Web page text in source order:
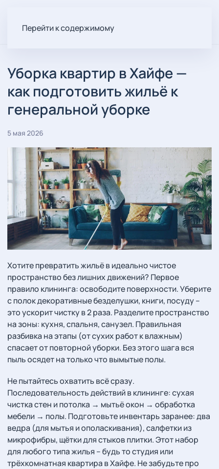
Перейти к содержимому
Уборка квартир в Хайфе —
как подготовить жильё к
генеральной уборке
5 мая 2026
Хотите превратить жильё в идеально чистое
пространство без лишних движений? Первое
правило клининга: освободите поверхности. Уберите
с полок декоративные безделушки, книги, посуду –
это ускорит чистку в 2 раза. Разделите пространство
на зоны: кухня, спальня, санузел. Правильная
разбивка на этапы (от сухих работ к влажным)
спасает от повторной уборки. Без этого шага вся
пыль осядет на только что вымытые полы.
Не пытайтесь охватить всё сразу.
Последовательность действий в клининге: сухая
чистка стен и потолка → мытьё окон → обработка
мебели → полы. Подготовьте инвентарь заранее: два
ведра (для мытья и ополаскивания), салфетки из
микрофибры, щётки для стыков плитки. Этот набор
для любого типа жилья – будь то студия или
трёхкомнатная квартира в Хайфе. Не забудьте про